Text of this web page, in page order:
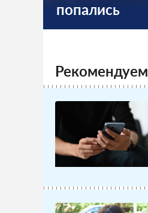
попались
Рекомендуем